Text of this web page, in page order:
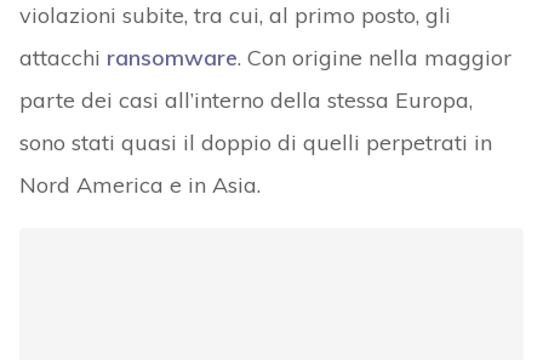
violazioni subite, tra cui, al primo posto, gli
attacchi ransomware. Con origine nella maggior
parte dei casi all’interno della stessa Europa,
sono stati quasi il doppio di quelli perpetrati in
Nord America e in Asia.